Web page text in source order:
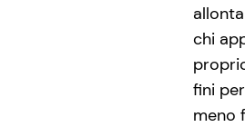
chi
fini
meno